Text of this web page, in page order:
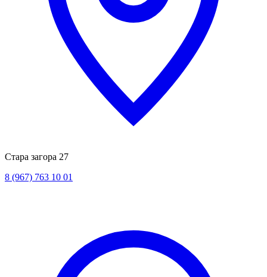
Стара загора 27
8 (967) 763 10 01